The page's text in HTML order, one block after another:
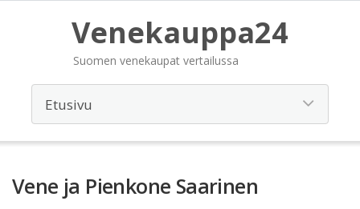
Venekauppa24
Suomen venekaupat vertailussa
Vene ja Pienkone Saarinen